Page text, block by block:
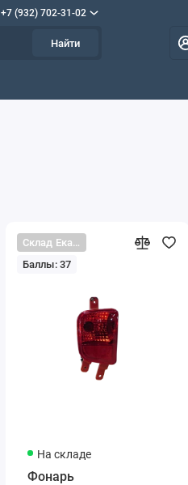
+7 (932) 702-31-02
Найти
Склад Екатеринбург
Баллы: 37
На складе
Фонарь